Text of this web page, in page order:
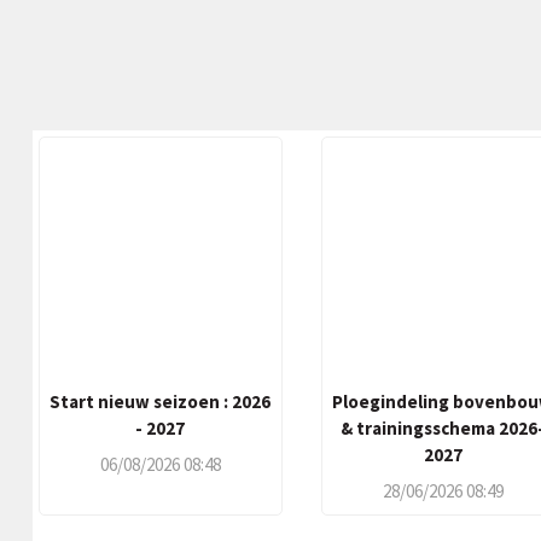
Start nieuw seizoen : 2026
- 2027
06/08/2026 08:48
Ploegindeling
& trainingsschema
2027
28/06/2026 08:49